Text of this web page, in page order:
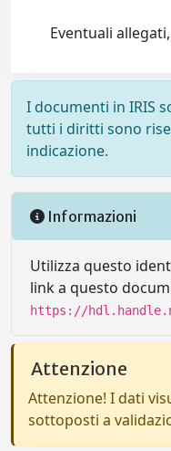
Eventuali
I documenti in IRIS
tutti i diritti sono
indicazione.
Informazioni
Utilizza questo
link a questo
https://
Attenzione
Attenzione! I dati
sottoposti a